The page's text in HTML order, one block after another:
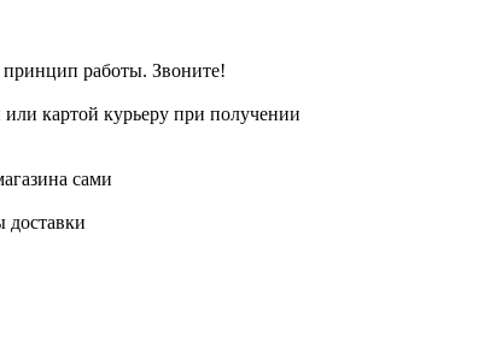
работы. Звоните!
картой курьеру при получении
сами
доставки